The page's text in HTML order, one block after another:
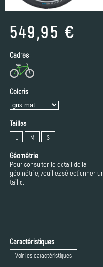
549,95 €
Cadres
Coloris
Tailles
L M S
Géométrie
Pour consulter le détail de la
géométrie, veuillez sélectionner
taille.
Caractéristiques
Voir les caractéristiques